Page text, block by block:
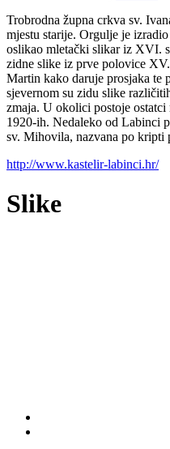
Trobrodna župna crkva sv.
mjestu starije. Orgulje je
oslikao mletački slikar iz XVI.
zidne slike iz prve polovice
Martin kako daruje prosjaka te
sjevernom su zidu slike
zmaja. U okolici postoje
1920-ih. Nedaleko od Labinci
sv. Mihovila, nazvana po kripti
http://www.kastelir-labinci.hr/
Slike